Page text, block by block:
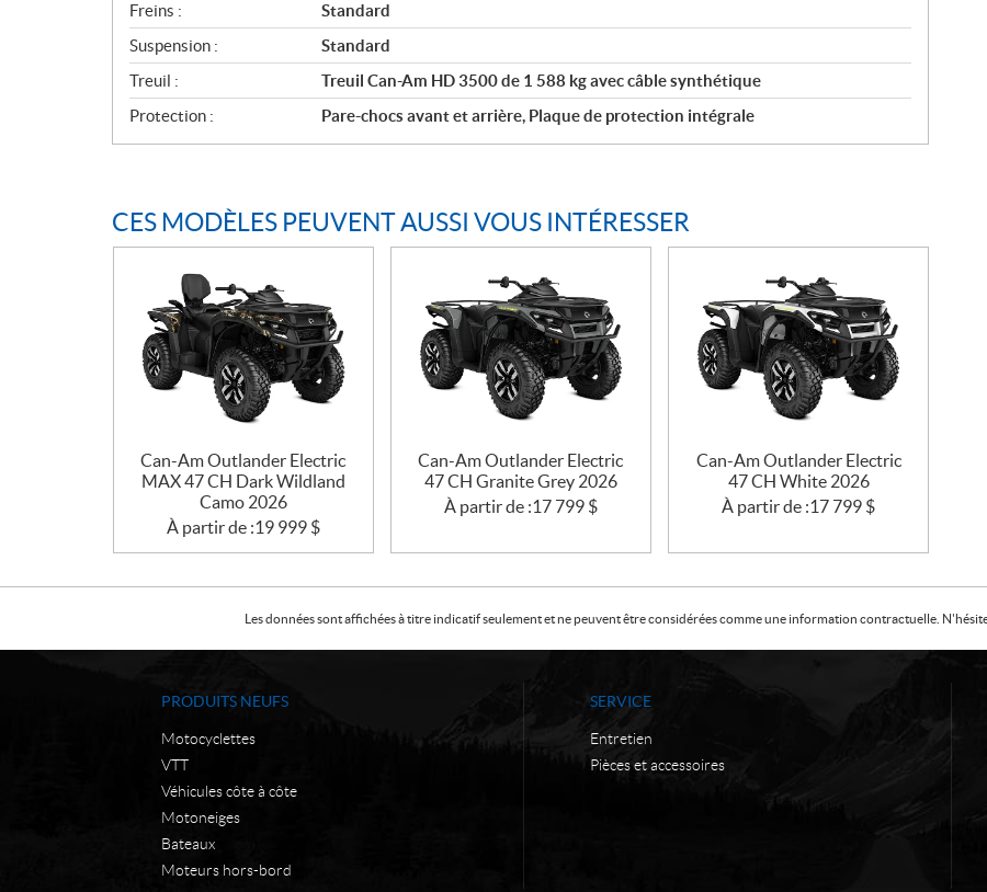
Freins :
Standard
Suspension :
Standard
Treuil :
Treuil Can-Am HD 3500 de 1 588 kg avec câble synthétique
Protection :
Pare-chocs avant et arrière, Plaque de protection intégrale
CES MODÈLES PEUVENT AUSSI VOUS INTÉRESSER
Can-Am Outlander Electric
MAX 47 CH Dark Wildland
Camo 2026
À partir de :19 999 $
Can-Am Outlander Electric
47 CH Granite Grey 2026
À partir de :17 799 $
Can-Am Outlander Electric
47 CH White 2026
À partir de :17 799 $
Les données sont affichées à titre indicatif seulement et ne peuvent être considérées comme une information contractuelle.
PRODUITS NEUFS
Motocyclettes
VTT
Véhicules côte à côte
Motoneiges
Bateaux
Moteurs hors-bord
SERVICE
Entretien
Pièces et accessoires